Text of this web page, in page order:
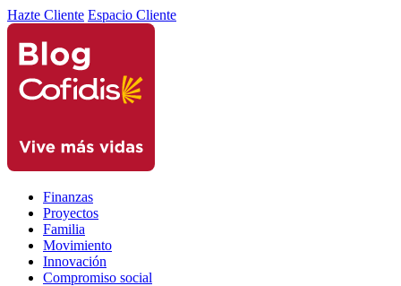
Hazte Cliente Espacio Cliente
Finanzas
Proyectos
Familia
Movimiento
Innovación
Compromiso social